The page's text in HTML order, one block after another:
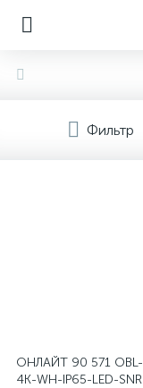
Фильтр
ОНЛАЙТ 90 571
4K-WH-IP65-LED-